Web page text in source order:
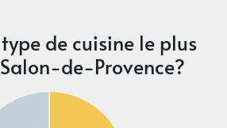
de cuisine le plus
de-Provence?